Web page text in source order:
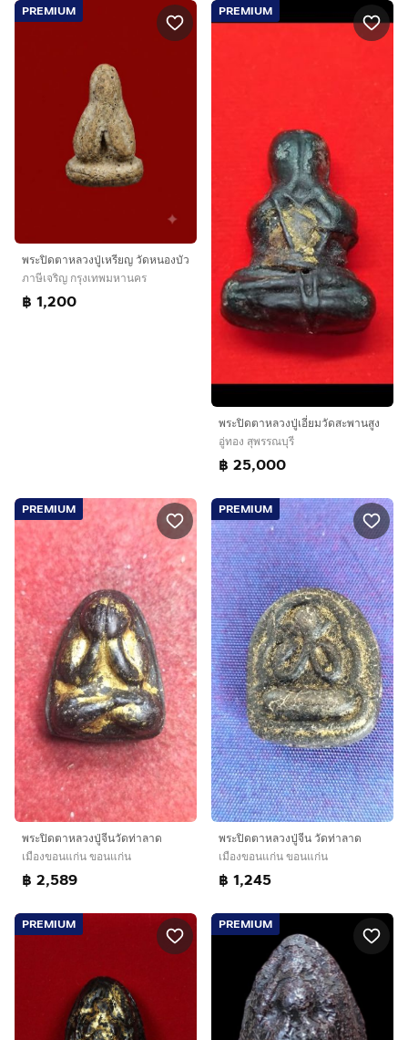
PREMIUM
พระปิดตาหลวงปู่เหรียญ วัดหนองบัว
ภาษีเจริญ กรุงเทพมหานคร
฿ 1,200
PREMIUM
พระปิดตาหลวงปู่เอี่ยมวัดสะพานสูง
อู่ทอง สุพรรณบุรี
฿ 25,000
PREMIUM
พระปิดตาหลวงปู่จีนวัดท่าลาด
เมืองขอนแก่น ขอนแก่น
฿ 2,589
PREMIUM
พระปิดตาหลวงปู่จีน วัดท่าลาด
เมืองขอนแก่น ขอนแก่น
฿ 1,245
PREMIUM PREMIUM